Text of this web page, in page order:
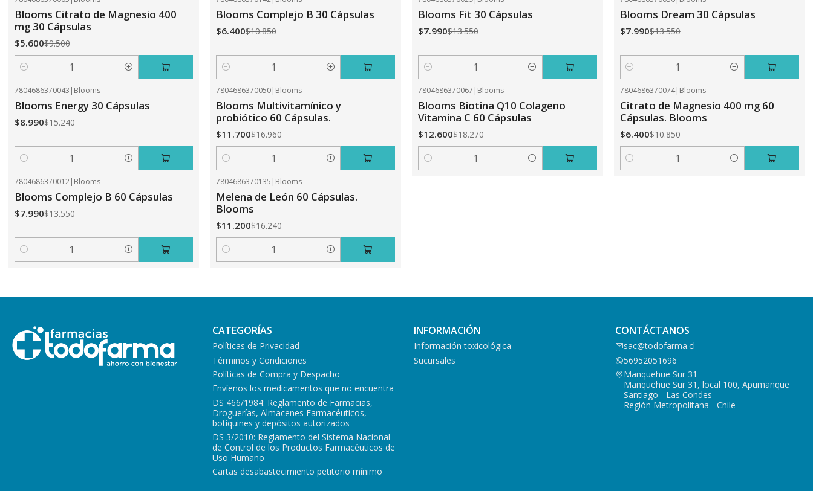
Blooms Citrato de Magnesio 400
mg 30 Cápsulas
$5.600$9.500
Cantidad
Blooms Complejo B 30 Cápsulas
$6.400$10.850
Cantidad
Blooms Fit 30 Cápsulas
$7.990$13.550
Cantidad
Blooms Dream 30 Cápsulas
$7.990$13.550
Cantidad
7804686370043 | Blooms
Blooms Energy 30 Cápsulas
$8.990$15.240
Cantidad
7804686370050| Blooms
Blooms Multivitamínico y
probiótico 60 Cápsulas.
$11.700$16.960
Cantidad
7804686370067 | Blooms
Blooms Biotina Q10 Colageno
Vitamina C 60 Cápsulas
$12.600$18.270
Cantidad
7804686370074| Blooms
Citrato de Magnesio 400 mg 60
Cápsulas. Blooms
$6.400$10.850
Cantidad
7804686370012| Blooms
Blooms Complejo B 60 Cápsulas
$7.990$13.550
Cantidad
7804686370135 | Blooms
Melena de León 60 Cápsulas.
Blooms
$11.200$16.240
Cantidad
CATEGORÍAS
Políticas de Privacidad
Términos y Condiciones
Políticas de Compra y Despacho
Envíenos los medicamentos que no encuentra
DS 466/1984: Reglamento de Farmacias,
Droguerías, Almacenes Farmacéuticos,
botiquines y depósitos autorizados
DS 3/2010: Reglamento del Sistema Nacional
de Control de los Productos Farmacéuticos de
Uso Humano
Cartas desabastecimiento petitorio mínimo
INFORMACIÓN
Información toxicológica
Sucursales
CONTÁCTANOS
sac@todofarma.cl
56952051696
Manquehue Sur 31
Manquehue Sur 31, local 100, Apumanque
Santiago - Las Condes
Región Metropolitana - Chile